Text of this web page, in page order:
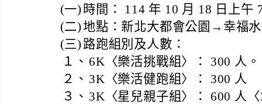
(一) 時間： 114 年 10 月 18 日上午
(二)地點：新北大都會公園→幸福
(三) 路跑組別及人數：
１、 6K〈樂活挑戰組〉： 300 人。
２、 3K〈樂活健跑組〉： 300 人
３、 3K〈星兒親子組〉： 600 人